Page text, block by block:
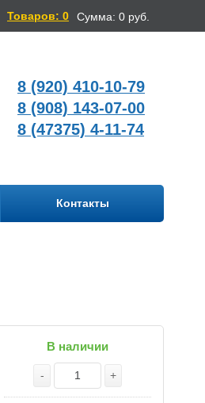
Товаров: 0 Сумма: 0 руб.
8 (920) 410-10-79
8 (908) 143-07-00
8 (47375) 4-11-74
Контакты
В наличии
- +